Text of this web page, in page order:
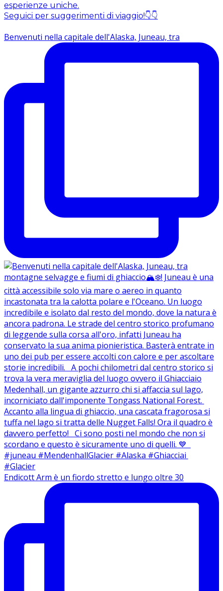
esperienze uniche.
Seguici per suggerimenti di viaggio!👇👇
Benvenuti nella capitale dell'Alaska, Juneau, tra
Endicott Arm è un fiordo stretto e lungo oltre 30